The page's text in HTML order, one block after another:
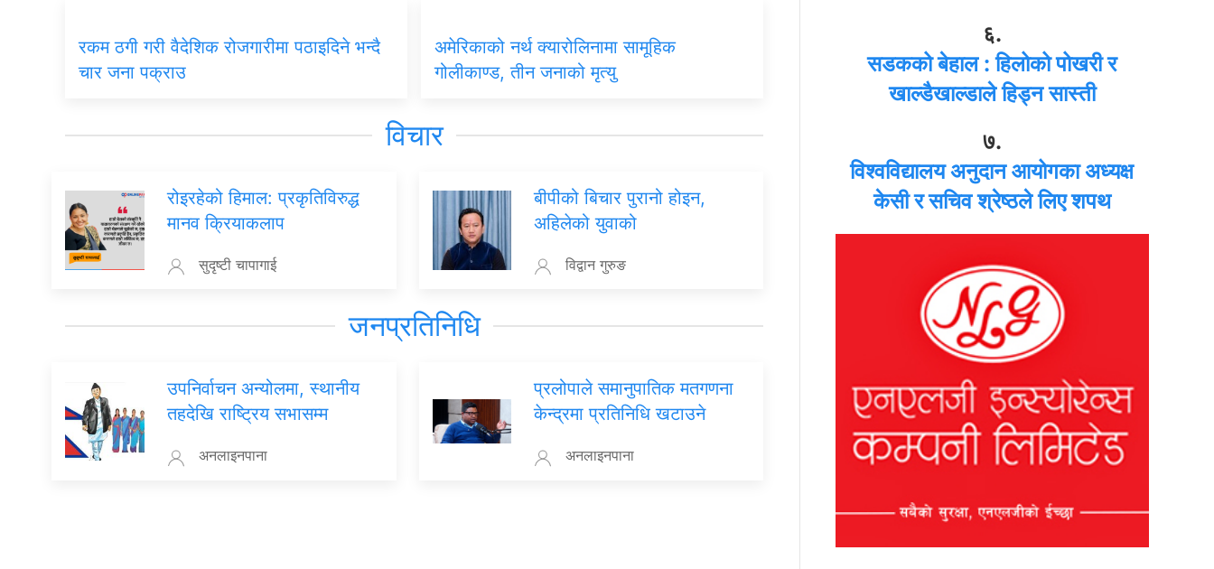
रकम ठगी गरी वैदेशिक रोजगारीमा पठाइदिने भन्दै
चार जना पक्राउ
अमेरिकाको नर्थ क्यारोलिनामा सामूहिक
गोलीकाण्ड, तीन जनाको मृत्यु
विचार
रोइरहेको हिमाल: प्रकृतिविरुद्ध
मानव क्रियाकलाप
सुदृष्टी चापागाई
बीपीको बिचार पुरानो होइन,
अहिलेको युवाको
विद्वान गुरुङ
जनप्रतिनिधि
उपनिर्वाचन अन्योलमा, स्थानीय
तहदेखि राष्ट्रिय सभासम्म
अनलाइनपाना
प्रलोपाले समानुपातिक मतगणना
केन्द्रमा प्रतिनिधि खटाउने
अनलाइनपाना
६.
सडकको बेहाल : हिलोको पोखरी र
खाल्डैखाल्डाले हिड्न सास्ती
७.
विश्वविद्यालय अनुदान आयोगका अध्यक्ष
केसी र सचिव श्रेष्ठले लिए शपथ